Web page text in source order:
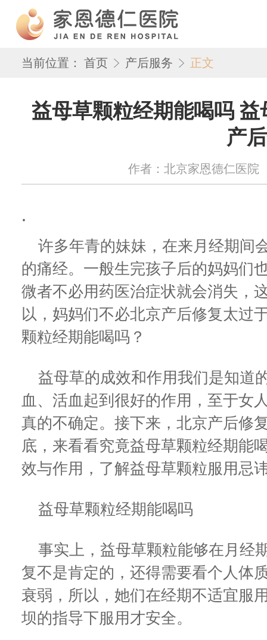
当前位置： 首页 产后服务 正文
益母草颗粒经期能喝吗
产
作者：北京家恩德仁医院
.
许多年青的妹妹，在来月经期间
的痛经。一般生完孩子后的妈妈们
微者不必用药医治症状就会消失，
以，妈妈们不必北京产后修复太过
颗粒经期能喝吗？
益母草的成效和作用我们是知道
血、活血起到很好的作用，至于女
真的不确定。接下来，北京产后修
底，来看看究竟益母草颗粒经期能
效与作用，了解益母草颗粒服用忌
益母草颗粒经期能喝吗
事实上，益母草颗粒能够在月经
复不是肯定的，还得需要看个人体
衰弱，所以，她们在经期不适宜服
坝的指导下服用才安全。